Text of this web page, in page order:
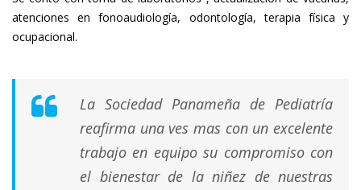
atenciones en fonoaudiología, odontología, terapia física y
ocupacional.
La Sociedad Panameña de Pediatría
reafirma una ves mas con un excelente
trabajo en equipo su compromiso con
el bienestar de la niñez de nuestras